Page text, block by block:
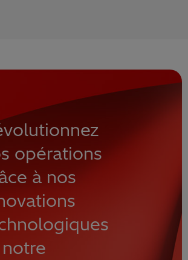
opérations
à nos